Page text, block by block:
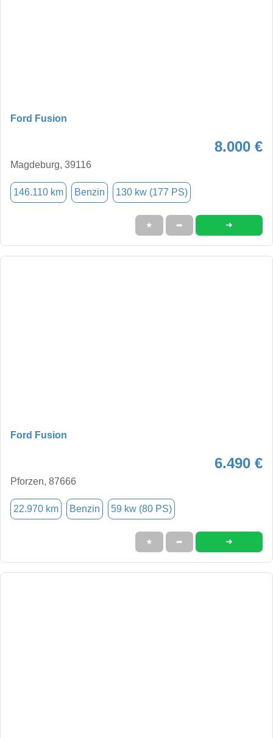
Ford Fusion
8.000 €
Magdeburg, 39116
146.110 km Benzin 130 kw (177 PS)
★ ➦ ➜
Ford Fusion
6.490 €
Pforzen, 87666
22.970 km Benzin 59 kw (80 PS)
★ ➦ ➜